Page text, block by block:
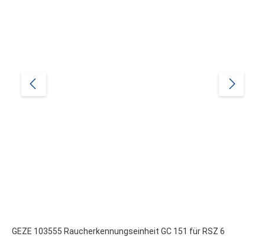
GEZE 103555 Raucherkennungseinheit GC 151 für RSZ 6